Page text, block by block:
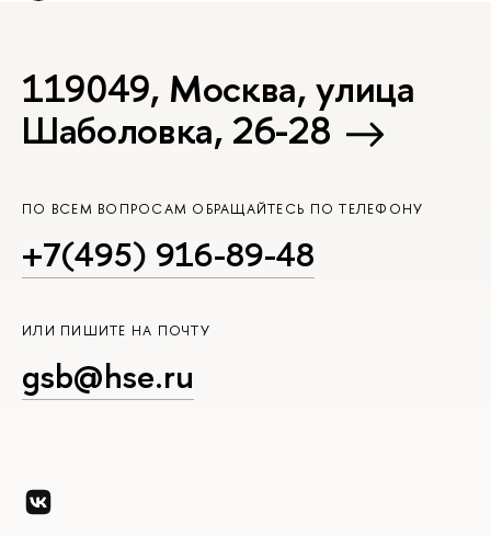
119049, Москва, улица
Шаболовка, 26-28
ПО ВСЕМ ВОПРОСАМ ОБРАЩАЙТЕСЬ ПО ТЕЛЕФОНУ
+7(495) 916-89-48
ИЛИ ПИШИТЕ НА ПОЧТУ
gsb@hse.ru